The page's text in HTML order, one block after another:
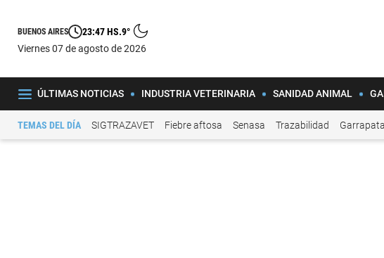
BUENOS AIRES 23:47 HS.9°
viernes 07 de agosto de 2026
ÚLTIMAS NOTICIAS INDUSTRIA VETERINARIA SANIDAD ANIMAL
TEMAS DEL DÍA SIGTRAZAVET Fiebre aftosa Senasa Trazabilidad